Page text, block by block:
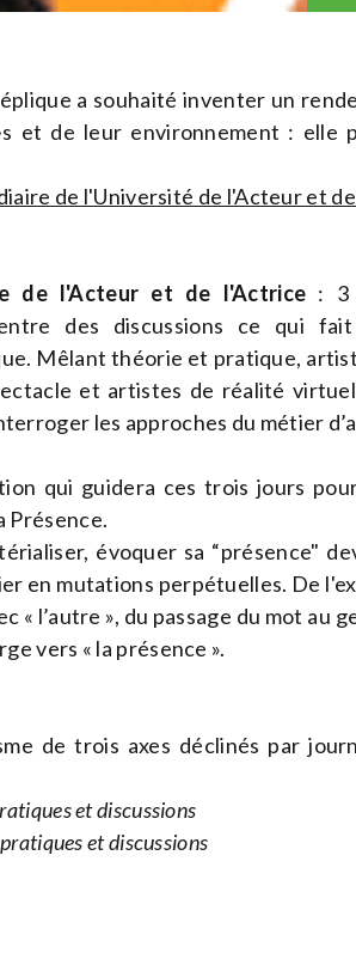
a souhaité inventer un
et de leur environnement : elle
de l'Université de l'Acteur et
de l'Acteur et de l'Actrice : 3
des discussions ce qui
Mêlant théorie et pratique,
et artistes de réalité
les approches du métier
qui guidera ces trois jours
Présence.
évoquer sa “présence"
en mutations perpétuelles. De
« l’autre », du passage du mot au
vers « la présence ».
de trois axes déclinés par
et discussions
et discussions